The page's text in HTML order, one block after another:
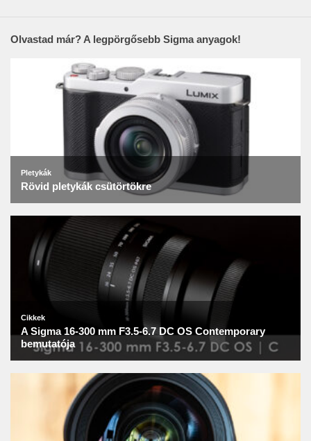
Olvastad már? A legpörgősebb Sigma anyagok!